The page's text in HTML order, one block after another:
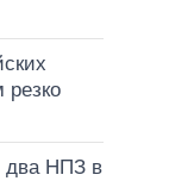
резко
два НПЗ в